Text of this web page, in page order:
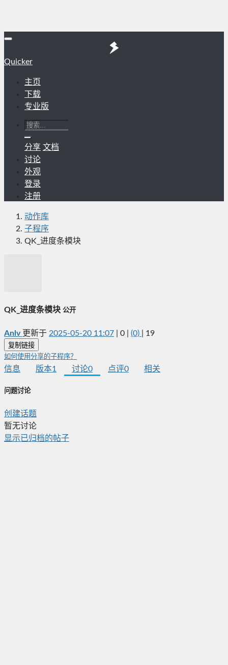
Quicker
主页
下载
专业版
分享 文档
讨论
外观
登录
注册
动作库
子程序
QK_进度条模块
QK_进度条模块 公开
Anlv 更新于 2025-05-20 11:07 0 (0) 19
复制链接
如何使用分享的子程序？
信息 版本1 讨论0 点评0 相关
问题讨论
创建话题
暂无讨论
显示已归档的帖子